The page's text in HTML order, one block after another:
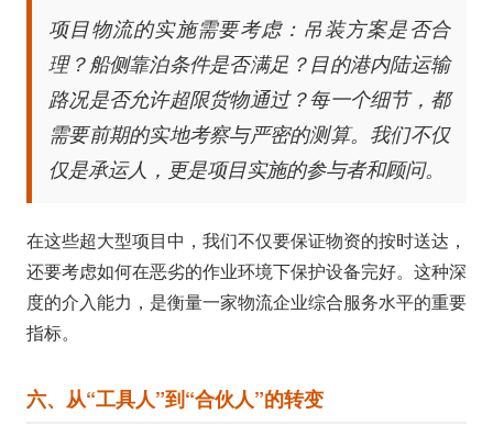
项目物流的实施需要考虑：吊装方案是否合
理？船侧靠泊条件是否满足？目的港内陆运输
路况是否允许超限货物通过？每一个细节，都
需要前期的实地考察与严密的测算。我们不仅
仅是承运人，更是项目实施的参与者和顾问。
在这些超大型项目中，我们不仅要保证物资的按时送达，
还要考虑如何在恶劣的作业环境下保护设备完好。这种深
度的介入能力，是衡量一家物流企业综合服务水平的重要
指标。
六、从“工具人”到“合伙人”的转变